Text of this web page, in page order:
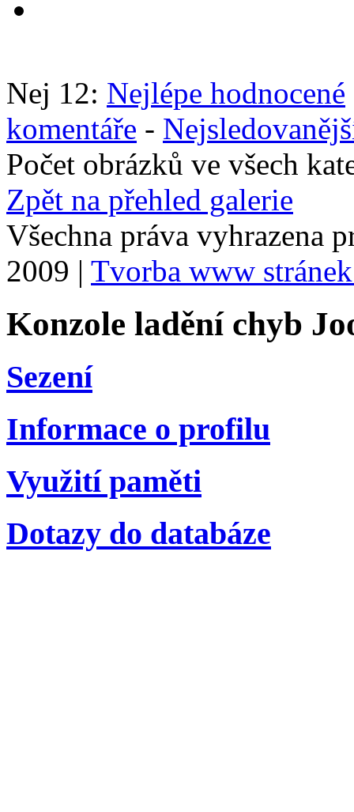
Nej 12: Nejlépe hodnocené
komentáře -
Počet obrázků ve všech
Zpět na přehled galerie
Všechna práva vyhrazena
2009 | Tvorba www
Konzole ladění chyb
Sezení
Informace o profilu
Využití paměti
Dotazy do databáze